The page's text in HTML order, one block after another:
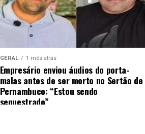
GERAL 1 mês atrás
Empresário enviou áudios do porta-
malas antes de ser morto no Sertão de
Pernambuco: “Estou sendo
sequestrado”